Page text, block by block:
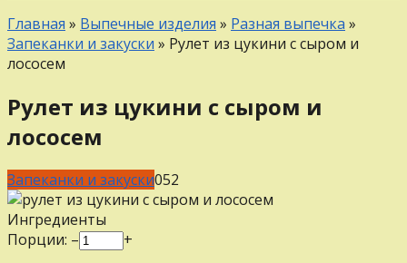
Главная » Выпечные изделия » Разная выпечка »
Запеканки и закуски » Рулет из цукини с сыром и
лососем
Рулет из цукини с сыром и
лососем
Запеканки и закуски052
Ингредиенты
Порции: –
+